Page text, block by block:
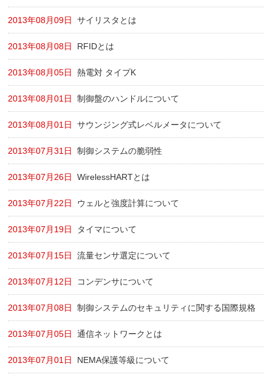
2013年08月09日 サイリスタとは
2013年08月08日 RFIDとは
2013年08月05日 熱電対 タイプK
2013年08月01日 制御盤のハンドルについて
2013年08月01日 サウンジング式レベルメータについて
2013年07月31日 制御システムの脆弱性
2013年07月26日 WirelessHARTとは
2013年07月22日 ウェルと強度計算について
2013年07月19日 タイマについて
2013年07月15日 流量センサ選定について
2013年07月12日 コンデンサについて
2013年07月08日 制御システムのセキュリティに関する国際規格
2013年07月05日 通信ネットワークとは
2013年07月01日 NEMA保護等級について